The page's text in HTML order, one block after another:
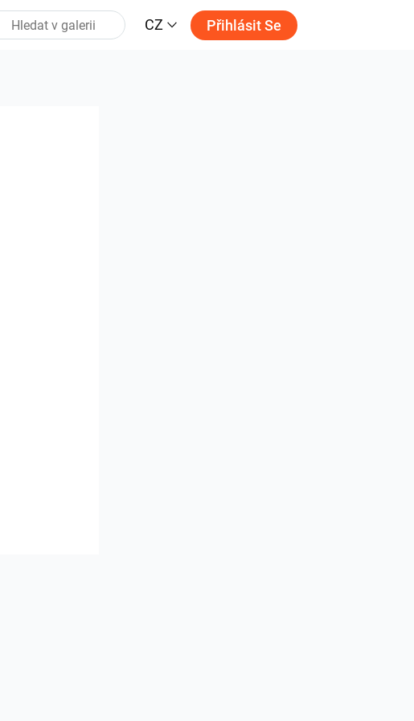
CZ Přihlásit Se